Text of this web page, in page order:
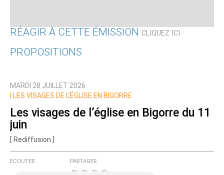
RÉAGIR À CETTE ÉMISSION CLIQUEZ ICI
Nom
PROPOSITIONS
MARDI 28 JUILLET 2026
LES VISAGES DE L’ÉGLISE EN BIGORRE
Les visages de l’église en Bigorre du 11
juin
[ Rediffusion ]
ÉCOUTER PARTAGER